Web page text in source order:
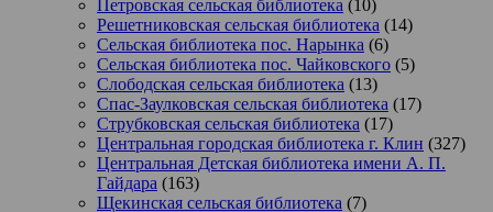
Петровская сельская библиотека (10)
Решетниковская сельская библиотека (14)
Сельская библиотека пос. Нарынка (6)
Сельская библиотека пос. Чайковского (5)
Слободская сельская библиотека (13)
Спас-Заулковская сельская библиотека (17)
Струбковская сельская библиотека (17)
Центральная городская библиотека г. Клин (327)
Центральная Детская библиотека имени А. П.
Гайдара (163)
Щекинская сельская библиотека (7)